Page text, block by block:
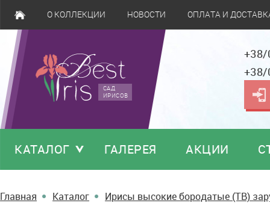
О КОЛЛЕКЦИИ НОВОСТИ ОПЛАТА И
САД
ИРИСОВ
КАТАЛОГ ГАЛЕРЕЯ АКЦИИ
Главная Каталог Ирисы высокие бородатые (TB)